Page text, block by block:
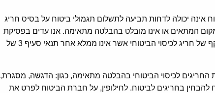
יכולה לדחות תביעה לתשלום תגמולי ביטוח על בסיס חריג
המתאים או אינו מובלט בהבלטה מתאימה. אנו עדים בפסיקת
בתי המשפט לא אחת לפסקי דין השוללים כל תוקף של חריג לכיסוי הביטוחי אשר אינו ממלא אחר תנאי סעיף 3 של
לכיסוי הביטוחי בהבלטה מתאימה, כגון: הדגשה, מסגרת,
להבחין בחריגים לביטוח. לחילופין, על חברת הביטוח לפרט את